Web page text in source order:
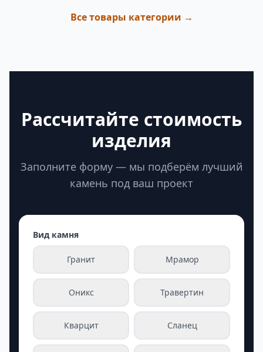
Все товары категории →
Рассчитайте стоимость
изделия
Заполните форму — мы подберём лучший
камень под ваш проект
Вид камня
Гранит Мрамор
Оникс Травертин
Кварцит Сланец